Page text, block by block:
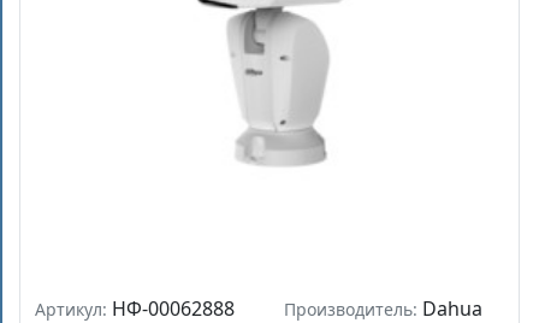
Артикул: НФ-00062888 Производитель: Dahua